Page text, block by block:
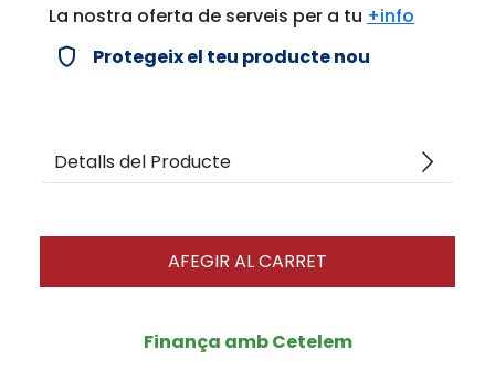
La nostra oferta de serveis per a tu +info
verified_user Protegeix el teu producte nou
Detalls del Producte arrow_forward_ios
AFEGIR AL CARRET
Finança amb Cetelem